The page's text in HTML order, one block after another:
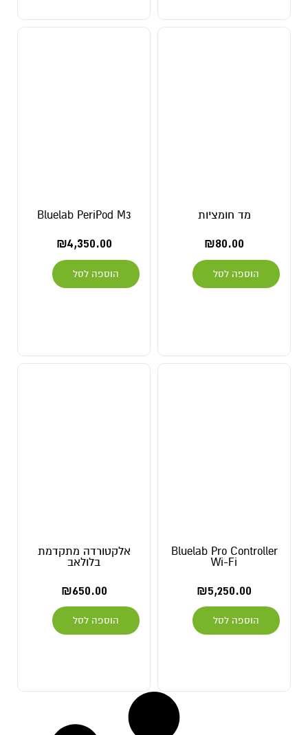
מד חומציות
₪80.00
הוספה לסל
Bluelab PeriPod M3
₪4,350.00
הוספה לסל
Bluelab Pro Controller
Wi-Fi
₪5,250.00
הוספה לסל
אלקטורדה מתקדמת
בלולאב
₪650.00
הוספה לסל